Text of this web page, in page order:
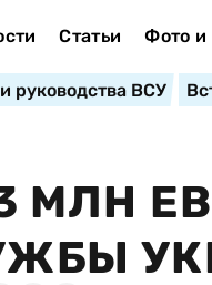
Статьи Фото и
руководства ВСУ
МЛН